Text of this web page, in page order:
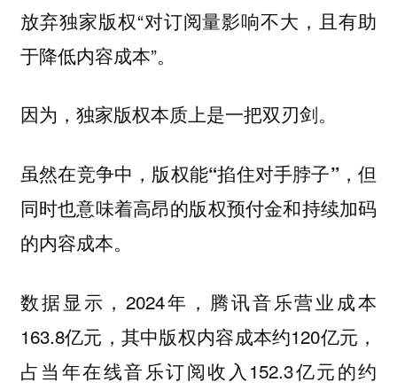
放弃独家版权“对订阅量影响不大，且有助
于降低内容成本”。
因为，独家版权本质上是一把双刃剑。
虽然在竞争中，版权能“掐住对手脖子”，但
同时也意味着高昂的版权预付金和持续加码
的内容成本。
数据显示，2024年，腾讯音乐营业成本
163.8亿元，其中版权内容成本约120亿元，
占当年在线音乐订阅收入152.3亿元的约